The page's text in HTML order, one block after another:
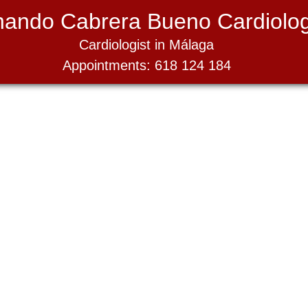
Cabrera Bueno
Cardiologist in Málaga
Appointments: 618 124 184